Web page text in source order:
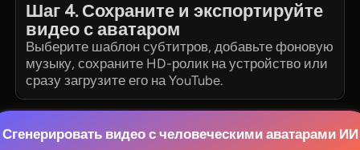
Шаг 4. Сохраните и экспортируйте
видео с аватаром
Выберите шаблон субтитров, добавьте фоновую
музыку, сохраните HD-ролик на устройство или
сразу загрузите его на YouTube.
Сгенерировать видео с человеческими аватарами ИИ